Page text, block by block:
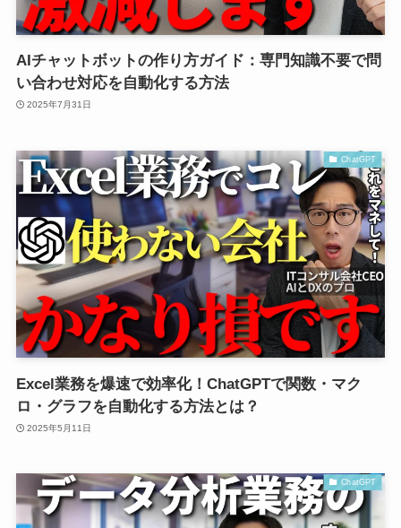
AIチャットボットの作り方ガイド：専門知識不要で問
い合わせ対応を自動化する方法
2025年7月31日
ChatGPT
Excel業務を爆速で効率化！ChatGPTで関数・マク
ロ・グラフを自動化する方法とは？
2025年5月11日
ChatGPT